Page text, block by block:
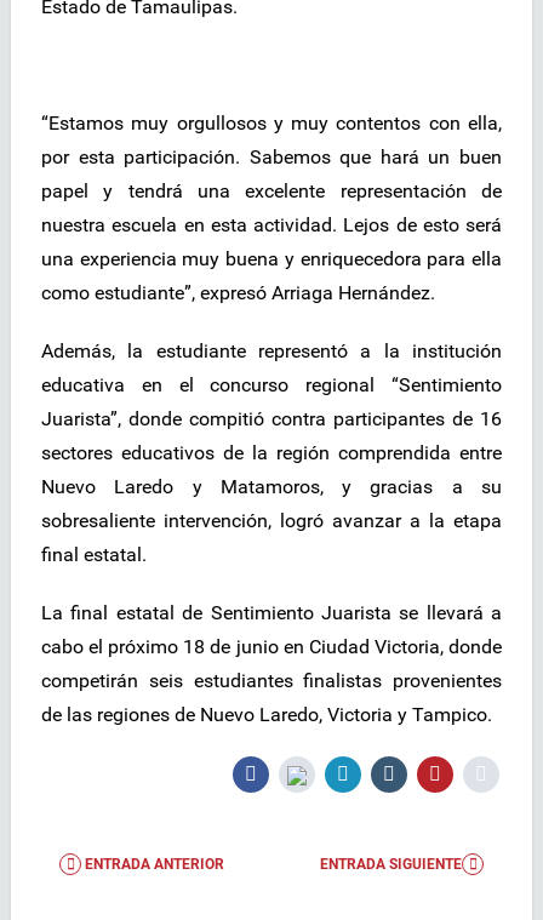
Estado de Tamaulipas.
“Estamos muy orgullosos y muy contentos con ella,
por esta participación. Sabemos que hará un buen
papel y tendrá una excelente representación de
nuestra escuela en esta actividad. Lejos de esto será
una experiencia muy buena y enriquecedora para ella
como estudiante”, expresó Arriaga Hernández.
Además, la estudiante representó a la institución
educativa en el concurso regional “Sentimiento
Juarista”, donde compitió contra participantes de 16
sectores educativos de la región comprendida entre
Nuevo Laredo y Matamoros, y gracias a su
sobresaliente intervención, logró avanzar a la etapa
final estatal.
La final estatal de Sentimiento Juarista se llevará a
cabo el próximo 18 de junio en Ciudad Victoria, donde
competirán seis estudiantes finalistas provenientes
de las regiones de Nuevo Laredo, Victoria y Tampico.
ENTRADA ANTERIOR ENTRADA SIGUIENTE